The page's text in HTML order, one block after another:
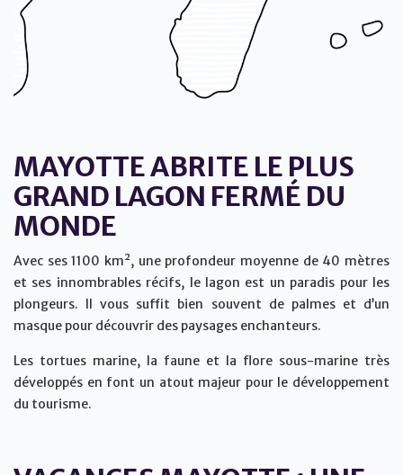
MAYOTTE ABRITE LE PLUS
GRAND LAGON FERMÉ DU
MONDE
Avec ses 1100 km², une profondeur moyenne de 40 mètres
et ses innombrables récifs, le lagon est un paradis pour les
plongeurs. Il vous suffit bien souvent de palmes et d’un
masque pour découvrir des paysages enchanteurs.
Les tortues marine, la faune et la flore sous-marine très
développés en font un atout majeur pour le développement
du tourisme.